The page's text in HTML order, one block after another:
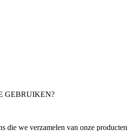
GEBRUIKEN?
die we verzamelen van onze producten